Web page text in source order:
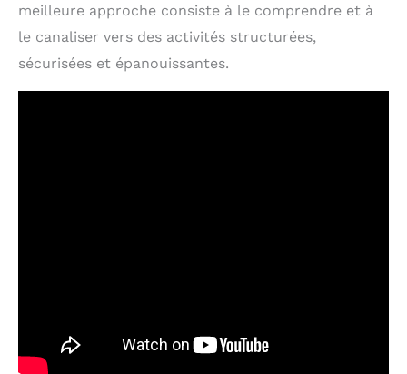
meilleure approche consiste à le comprendre et à
le canaliser vers des activités structurées,
sécurisées et épanouissantes.